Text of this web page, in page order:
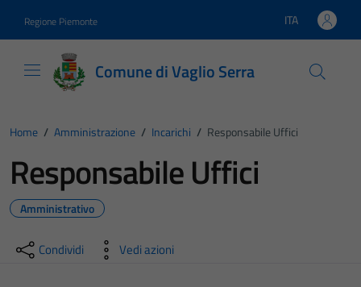
Regione Piemonte Lingua attiva:
ITA
Comune di Vaglio Serra
Home / Amministrazione / Incarichi / Responsabile Uffici
Responsabile Uffici
Amministrativo
Condividi Vedi azioni